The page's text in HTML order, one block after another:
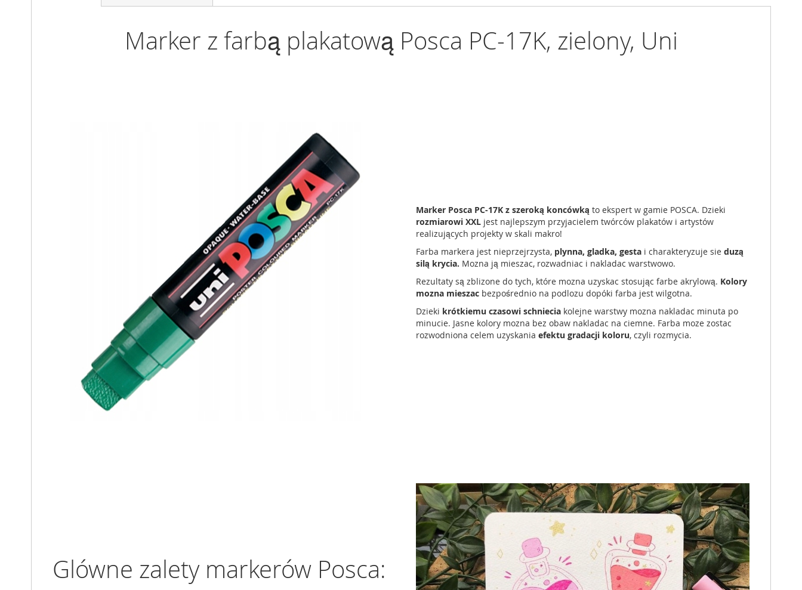
Marker z farbą plakatową Posca PC-17K, zielony, Uni
Marker Posca PC-17K z szeroką koncówką to ekspert w gamie POSCA. Dzieki
rozmiarowi XXL jest najlepszym przyjacielem twórców plakatów i artystów
realizujących projekty w skali makro!
Farba markera jest nieprzejrzysta, plynna, gladka, gesta i charakteryzuje sie duzą
silą krycia. Mozna ją mieszac, rozwadniac i nakladac warstwowo.
Rezultaty są zblizone do tych, które mozna uzyskac stosując farbe akrylową. Kolory
mozna mieszac bezpośrednio na podlozu dopóki farba jest wilgotna.
Dzieki krótkiemu czasowi schniecia kolejne warstwy mozna nakladac minuta po
minucie. Jasne kolory mozna bez obaw nakladac na ciemne. Farba moze zostac
rozwodniona celem uzyskania efektu gradacji koloru, czyli rozmycia.
Glówne zalety markerów Posca: